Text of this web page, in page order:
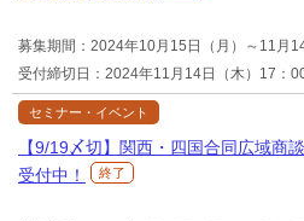
募集期間：2024年10月15日（月）～11月14
受付締切日：2024年11月14日（木）17：00
セミナー・イベント
【9/19〆切】関西・四国合同広域
受付中！
終了